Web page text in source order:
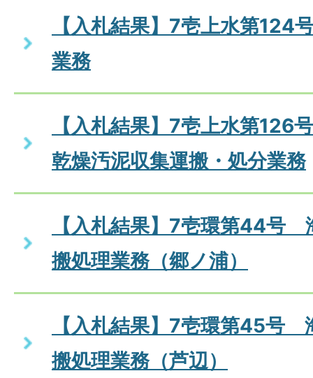
【入札結果】7壱上水第
業務
【入札結果】7壱上水第
乾燥汚泥収集運搬・処分業務
【入札結果】7壱環第44号
搬処理業務（郷ノ浦）
【入札結果】7壱環第45号
搬処理業務（芦辺）